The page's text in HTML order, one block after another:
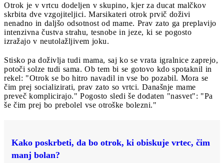
Otrok je v vrtcu dodeljen v skupino, kjer za ducat malčkov
skrbita dve vzgojiteljici. Marsikateri otrok prvič doživi
nenadno in daljšo odsotnost od mame. Prav zato ga preplavijo
intenzivna čustva strahu, tesnobe in jeze, ki se pogosto
izražajo v neutolažljivem joku.
Stisko pa doživlja tudi mama, saj ko se vrata igralnice zaprejo,
potoči solze tudi sama. Ob tem bi se gotovo kdo spotaknil in
rekel: "Otrok se bo hitro navadil in vse bo pozabil. Mora se
čim prej socializirati, prav zato so vrtci. Današnje mame
preveč komplicirajo." Pogosto sledi še dodaten "nasvet": "Pa
še čim prej bo prebolel vse otroške bolezni."
Kako poskrbeti, da bo otrok, ki obiskuje vrtec, čim
manj bolan?